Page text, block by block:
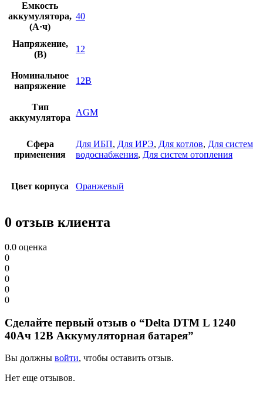
Емкость
аккумулятора,
(А·ч)
40
Напряжение,
(В)
12
Номинальное
напряжение
12В
Тип
аккумулятора
AGM
Сфера
применения
Для ИБП, Для ИРЭ, Для котлов, Для систем
водоснабжения, Для систем отопления
Цвет корпуса Оранжевый
0 отзыв клиента
0.0 оценка
0
0
0
0
0
Сделайте первый отзыв о “Delta DTM L 1240
40Ач 12В Аккумуляторная батарея”
Вы должны войти, чтобы оставить отзыв.
Нет еще отзывов.